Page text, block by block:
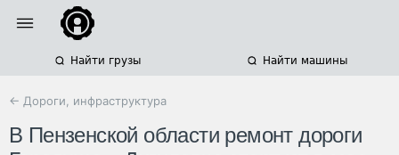
Найти грузы Найти машины
← Дороги, инфраструктура
В Пензенской области ремонт дороги